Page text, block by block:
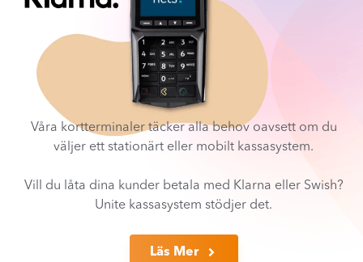
Våra kortterminaler täcker alla behov oavsett om du
väljer ett stationärt eller mobilt kassasystem.
Vill du låta dina kunder betala med Klarna eller Swish?
Unite kassasystem stödjer det.
Läs Mer